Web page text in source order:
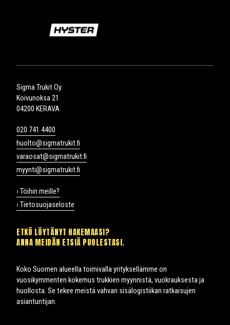
Sigma Trukit Oy
Koivunoksa 21
04200 KERAVA
020 741 4400
huolto@sigmatrukit.fi
varaosat@sigmatrukit.fi
myynti@sigmatrukit.fi
› Töihin meille?
› Tietosuojaseloste
ETKÖ LÖYTÄNYT HAKEMAASI?
ANNA MEIDÄN ETSIÄ PUOLESTASI.
Koko Suomen alueella toimivalla yrityksellämme on
vuosikymmenten kokemus trukkien myynnistä, vuokrauksesta ja
huollosta. Se tekee meistä vahvan sisälogistiikan ratkaisujen
asiantuntijan.